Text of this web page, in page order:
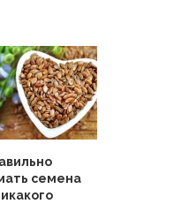
семена